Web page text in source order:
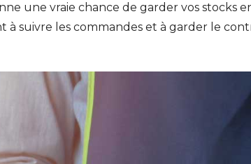
une vraie chance de garder vos stocks
à suivre les commandes et à garder le